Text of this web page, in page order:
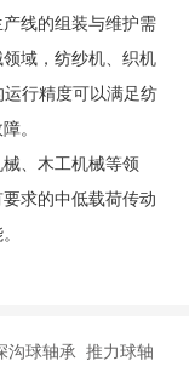
线的组装与维护需
域，纺纱机、织机
行精度可以满足纺
。
、木工机械等领
求的中低载荷传动
球轴承 推力球轴